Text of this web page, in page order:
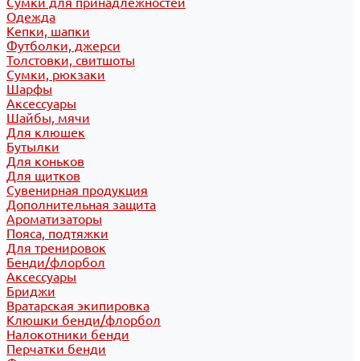
Одежда
Кепки, шапки
Футболки, джерси
Толстовки, свитшоты
Сумки, рюкзаки
Шарфы
Аксессуары
Шайбы, мячи
Для клюшек
Бутылки
Для коньков
Для щитков
Сувенирная продукция
Дополнительная защита
Ароматизаторы
Пояса, подтяжки
Для тренировок
Бенди/флорбол
Аксессуары
Бриджи
Вратарская экипировка
Клюшки бенди/флорбол
Налокотники бенди
Перчатки бенди